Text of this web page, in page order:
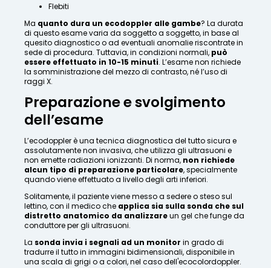
Flebiti
Ma quanto dura un ecodoppler alle gambe? La durata
di questo esame varia da soggetto a soggetto, in base al
quesito diagnostico o ad eventuali anomalie riscontrate in
sede di procedura. Tuttavia, in condizioni normali, può
essere effettuato in 10-15 minuti. L’esame non richiede
la somministrazione del mezzo di contrasto, né l’uso di
raggi X.
Preparazione e svolgimento
dell’esame
L’ecodoppler è una tecnica diagnostica del tutto sicura e
assolutamente non invasiva, che utilizza gli ultrasuoni e
non emette radiazioni ionizzanti. Di norma, non richiede
alcun tipo di preparazione particolare, specialmente
quando viene effettuato a livello degli arti inferiori.
Solitamente, il paziente viene messo a sedere o steso sul
lettino, con il medico che applica sia sulla sonda che sul
distretto anatomico da analizzareun gel che funge da
conduttore per gli ultrasuoni.
La sonda invia i segnali ad un monitor in grado di
tradurre il tutto in immagini bidimensionali, disponibile in
una scala di grigi o a colori, nel caso dell'ecocolordoppler.